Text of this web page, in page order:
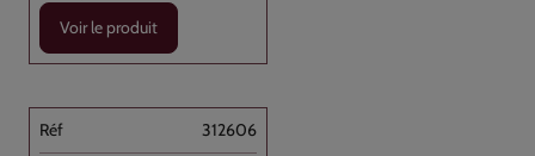
Voir le produit
312606